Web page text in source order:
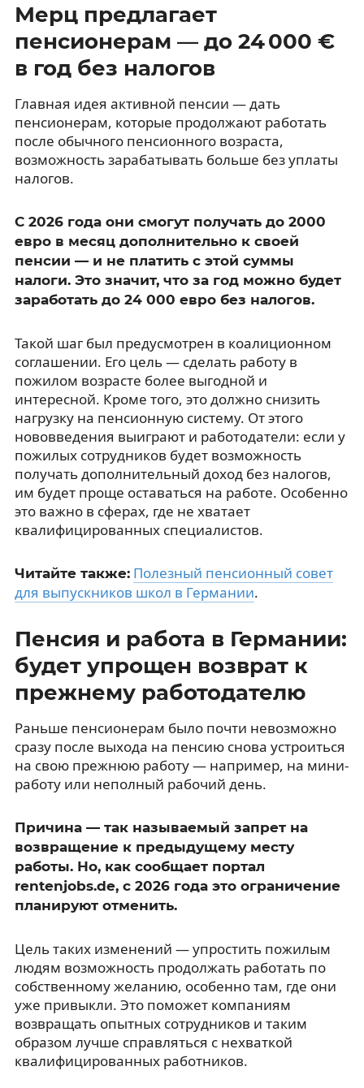
Мерц предлагает
пенсионерам — до 24 000 €
в год без налогов
Главная идея активной пенсии — дать
пенсионерам, которые продолжают работать
после обычного пенсионного возраста,
возможность зарабатывать больше без уплаты
налогов.
С 2026 года они смогут получать до 2000
евро в месяц дополнительно к своей
пенсии — и не платить с этой суммы
налоги. Это значит, что за год можно будет
заработать до 24 000 евро без налогов.
Такой шаг был предусмотрен в коалиционном
соглашении. Его цель — сделать работу в
пожилом возрасте более выгодной и
интересной. Кроме того, это должно снизить
нагрузку на пенсионную систему. От этого
нововведения выиграют и работодатели: если у
пожилых сотрудников будет возможность
получать дополнительный доход без налогов,
им будет проще оставаться на работе. Особенно
это важно в сферах, где не хватает
квалифицированных специалистов.
Читайте также: Полезный пенсионный совет
для выпускников школ в Германии.
Пенсия и работа в Германии:
будет упрощен возврат к
прежнему работодателю
Раньше пенсионерам было почти невозможно
сразу после выхода на пенсию снова устроиться
на свою прежнюю работу — например, на мини-
работу или неполный рабочий день.
Причина — так называемый запрет на
возвращение к предыдущему месту
работы. Но, как сообщает портал
rentenjobs.de, с 2026 года это ограничение
планируют отменить.
Цель таких изменений — упростить пожилым
людям возможность продолжать работать по
собственному желанию, особенно там, где они
уже привыкли. Это поможет компаниям
возвращать опытных сотрудников и таким
образом лучше справляться с нехваткой
квалифицированных работников.